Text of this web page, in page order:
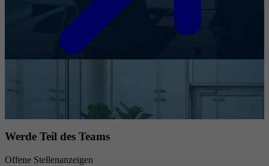
Werde Teil des Teams
Offene Stellenanzeigen